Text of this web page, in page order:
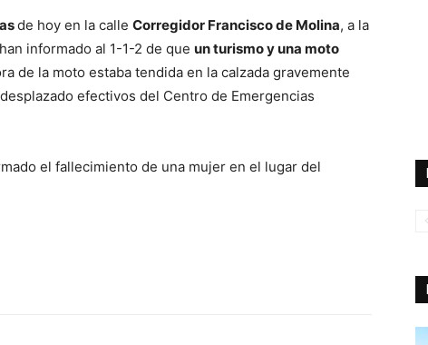
de hoy en la calle Corregidor Francisco de Molina, a la
informado al 1-1-2 de que un turismo y una moto
de la moto estaba tendida en la calzada gravemente
efectivos del Centro de Emergencias
el fallecimiento de una mujer en el lugar del